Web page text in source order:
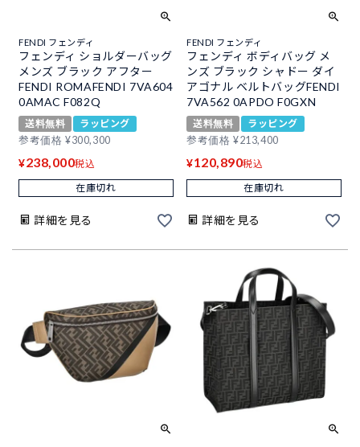
FENDI フェンディ
フェンディ ショルダーバッグ
メンズ ブラック アフター
FENDI ROMAFENDI 7VA604
0AMAC F082Q
送料無料
ラッピング
参考価格 ¥300,300
¥238,000税込
在庫切れ
詳細を見る
FENDI フェンディ
フェンディ ボディバッグ メ
ンズ ブラック シャドー ダイ
アゴナル ベルトバッグFENDI
7VA562 0APDO F0GXN
送料無料
ラッピング
参考価格 ¥213,400
¥120,890税込
在庫切れ
詳細を見る